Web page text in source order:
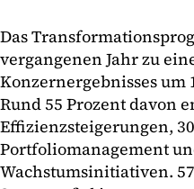
Das
vergangenen Jahr zu
Konzernergebnisses um
Rund 55 Prozent davon
Effizienzsteigerungen,
Portfoliomanagement
Wachstumsinitiativen.